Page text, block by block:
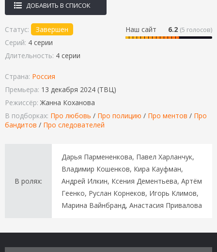
ДОБАВИТЬ В СПИСОК
Наш сайт 6.2 (5 голосов)
Статус:
Завершен
Серий: 4 серии
Длительность: 4 серии
Страна: Россия
Премьера: 13 декабря 2024 (ТВЦ)
Режиссёр:Жанна Коханова
В подборках: Про любовь / Про полицию / Про ментов / Про
бандитов / Про следователей
В ролях:
Дарья Пармененкова, Павел Харланчук,
Владимир Кошенков, Кира Кауфман,
Андрей Илкин, Ксения Дементьева, Артём
Геенко, Руслан Корнеков, Игорь Климов,
Марина Вайнбранд, Анастасия Привалова